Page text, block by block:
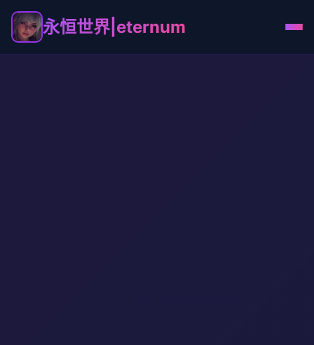
永恒世界|eternum